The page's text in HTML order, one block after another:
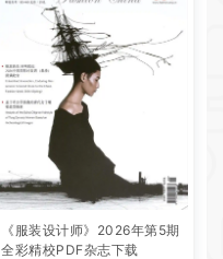
《服装设计师》2026年第5期
全彩精校PDF杂志下载